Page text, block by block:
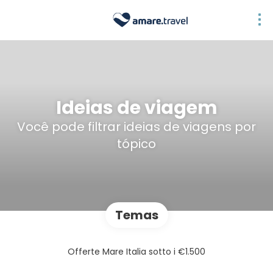
Ideias de viagem
Você pode filtrar ideias de viagens por
tópico
Temas
Offerte Mare Italia sotto i €1.500